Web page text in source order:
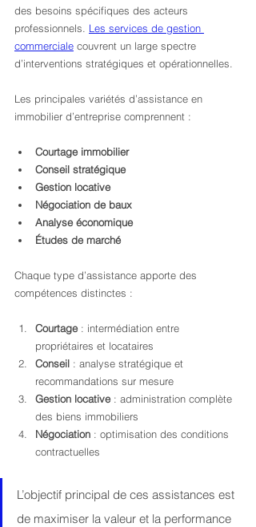
des besoins spécifiques des acteurs
professionnels. Les services de gestion
commerciale couvrent un large spectre
d’interventions stratégiques et opérationnelles.
Les principales variétés d’assistance en
immobilier d’entreprise comprennent :
Courtage immobilier
Conseil stratégique
Gestion locative
Négociation de baux
Analyse économique
Études de marché
Chaque type d’assistance apporte des
compétences distinctes :
Courtage : intermédiation entre
propriétaires et locataires
Conseil : analyse stratégique et
recommandations sur mesure
Gestion locative : administration complète
des biens immobiliers
Négociation : optimisation des conditions
contractuelles
L’objectif principal de ces assistances est
de maximiser la valeur et la performance